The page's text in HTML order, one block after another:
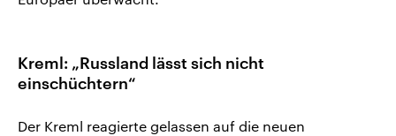
Kreml: „Russland lässt sich nicht
einschüchtern“
Der Kreml reagierte gelassen auf die neuen